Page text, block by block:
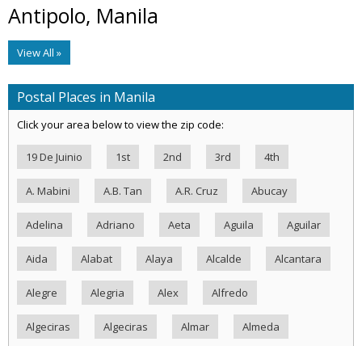
Antipolo, Manila
View All »
Postal Places in Manila
Click your area below to view the zip code:
19 De Juinio 1st 2nd 3rd 4th
A. Mabini A.B. Tan A.R. Cruz Abucay
Adelina Adriano Aeta Aguila Aguilar
Aida Alabat Alaya Alcalde Alcantara
Alegre Alegria Alex Alfredo
Algeciras Algeciras Almar Almeda